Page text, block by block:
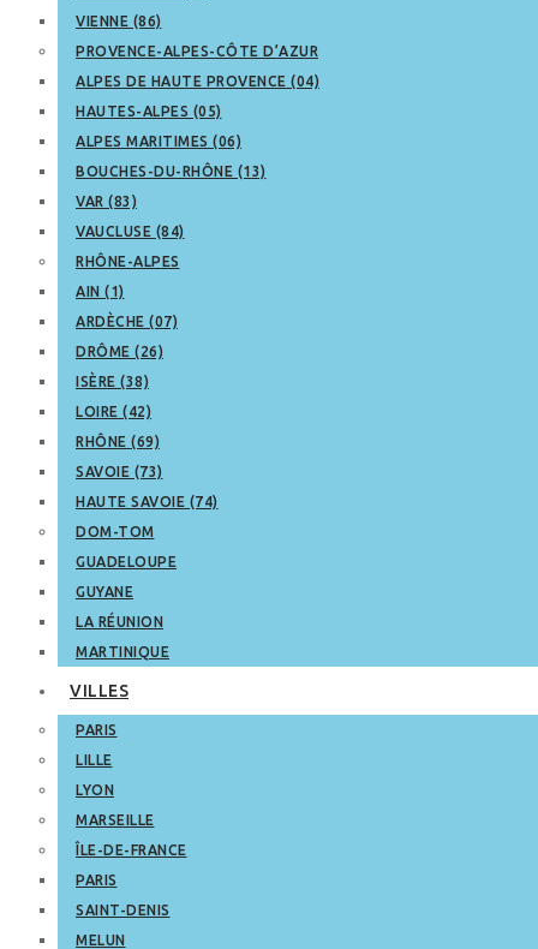
VIENNE (86)
PROVENCE-ALPES-CÔTE D’AZUR
ALPES DE HAUTE PROVENCE (04)
HAUTES-ALPES (05)
ALPES MARITIMES (06)
BOUCHES-DU-RHÔNE (13)
VAR (83)
VAUCLUSE (84)
RHÔNE-ALPES
AIN (1)
ARDÈCHE (07)
DRÔME (26)
ISÈRE (38)
LOIRE (42)
RHÔNE (69)
SAVOIE (73)
HAUTE SAVOIE (74)
DOM-TOM
GUADELOUPE
GUYANE
LA RÉUNION
MARTINIQUE
VILLES
PARIS
LILLE
LYON
MARSEILLE
ÎLE-DE-FRANCE
PARIS
SAINT-DENIS
MELUN